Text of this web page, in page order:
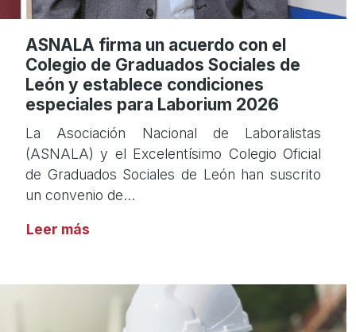
ASNALA firma un acuerdo con el
Colegio de Graduados Sociales de
León y establece condiciones
especiales para Laborium 2026
La Asociación Nacional de Laboralistas
(ASNALA) y el Excelentísimo Colegio Oficial
de Graduados Sociales de León han suscrito
un convenio de…
Leer más